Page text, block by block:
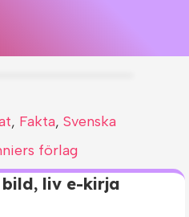
bild, liv e-kirja
, Fakta, Svenska
förlag